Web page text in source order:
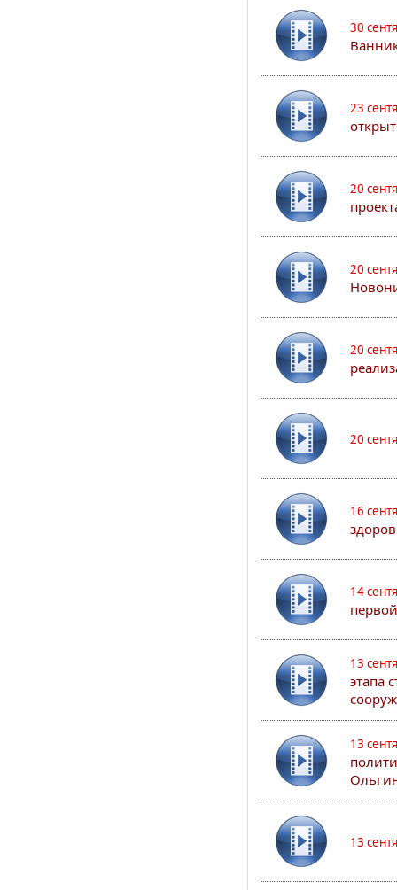
30
23
20
20
20
20
16
14
13
этапа
13
13